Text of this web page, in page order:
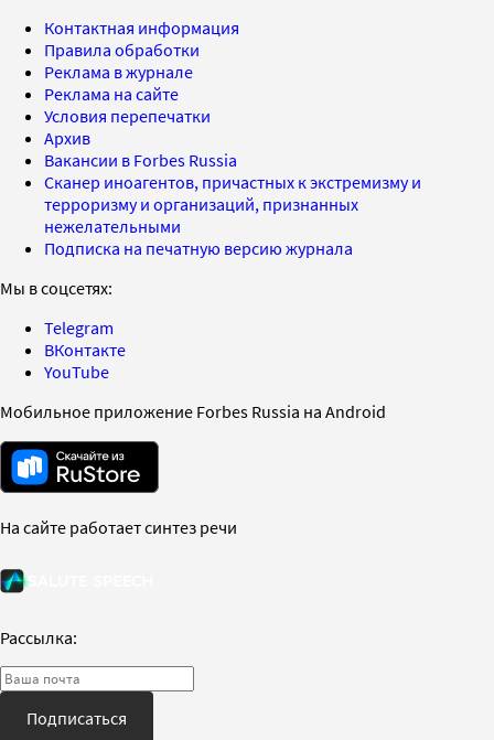
Контактная информация
Правила обработки
Реклама в журнале
Реклама на сайте
Условия перепечатки
Архив
Вакансии в Forbes Russia
Сканер иноагентов, причастных к экстремизму и
терроризму и организаций, признанных
нежелательными
Подписка на печатную версию журнала
Мы в соцсетях:
Telegram
ВКонтакте
YouTube
Мобильное приложение Forbes Russia на Android
На сайте работает синтез речи
Рассылка:
Подписаться